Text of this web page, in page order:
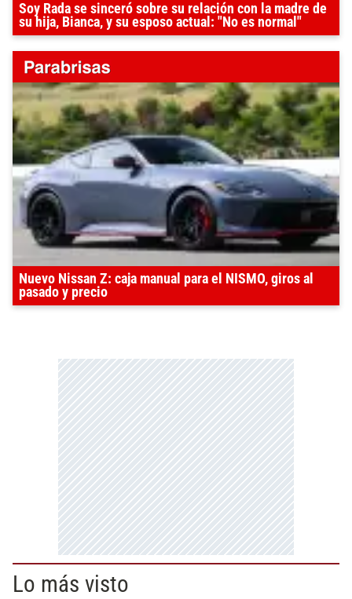
Soy Rada se sinceró sobre su relación con la madre de
su hija, Bianca, y su esposo actual: "No es normal"
Nuevo Nissan Z: caja manual para el NISMO, giros al
pasado y precio
Lo más visto